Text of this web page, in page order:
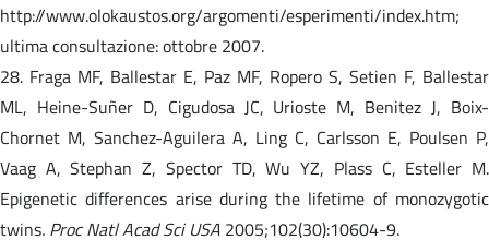
http://www.olokaustos.org/argomenti/esperimenti/index.htm;
ultima consultazione: ottobre 2007.
28. Fraga MF, Ballestar E, Paz MF, Ropero S, Setien F, Ballestar
ML, Heine-Suñer D, Cigudosa JC, Urioste M, Benitez J, Boix-
Chornet M, Sanchez-Aguilera A, Ling C, Carlsson E, Poulsen P,
Vaag A, Stephan Z, Spector TD, Wu YZ, Plass C, Esteller M.
Epigenetic differences arise during the lifetime of monozygotic
twins. Proc Natl Acad Sci USA 2005;102(30):10604-9.